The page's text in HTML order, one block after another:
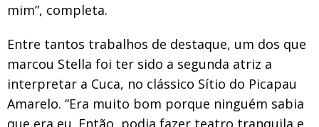
mim”, completa.
Entre tantos trabalhos de destaque, um dos que
marcou Stella foi ter sido a segunda atriz a
interpretar a Cuca, no clássico Sítio do Picapau
Amarelo. “Era muito bom porque ninguém sabia
que era eu. Então, podia fazer teatro tranquila e